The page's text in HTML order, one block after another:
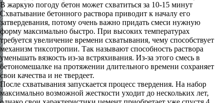
В жаркую погоду бетон может схватиться за 10-15 минут
Схватывание бетонного раствора приводит к началу его
затвердевания, потому очень важно придать смеси нужную
форму максимально быстро. При высоких температурах
требуется увеличение времени схватывания, чему способствует
механизм тиксотропии. Так называют способность раствора
уменьшать вязкость из-за встряхивания. Из-за этого смесь в
бетономешалке на протяжении длительного времени сохраняет
свои качества и не твердеет.
После схватывания запускается процесс твердения. На набор
максимально возможной жесткости уходит до нескольких лет,